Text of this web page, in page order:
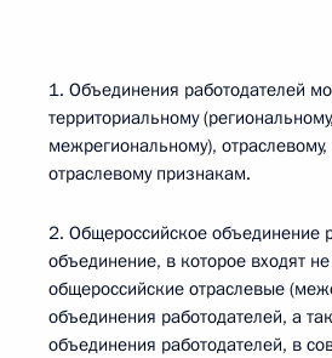
1. Объединения работодателей
территориальному (региональному,
межрегиональному),
отраслевому признакам.
2. Общероссийское объединение
объединение, в которое входят
общероссийские отраслевые
объединения работодателей, а
объединения работодателей, в